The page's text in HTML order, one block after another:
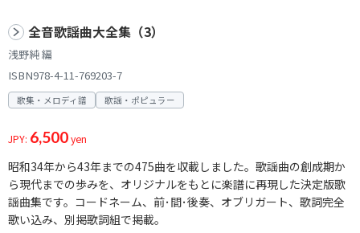
全音歌謡曲大全集（3）
浅野純 編
ISBN978-4-11-769203-7
歌集・メロディ譜 歌謡・ポピュラー
JPY: 6,500yen
昭和34年から43年までの475曲を収載しました。歌謡曲の創成期か
ら現代までの歩みを、オリジナルをもとに楽譜に再現した決定版歌
謡曲集です。コードネーム、前･間･後奏、オブリガート、歌詞完全
歌い込み、別掲歌詞組で掲載。